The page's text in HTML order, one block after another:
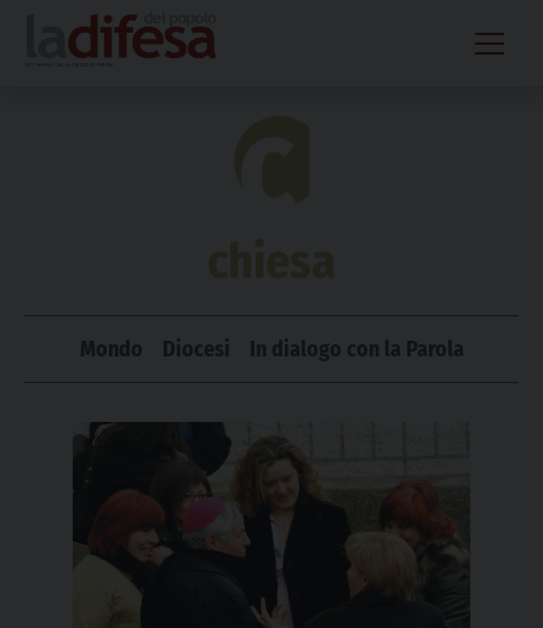
content
Mondo Diocesi In dialogo con la Parola